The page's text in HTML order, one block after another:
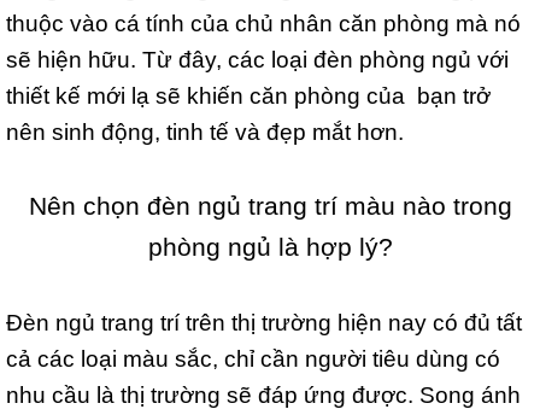
thuộc vào cá tính của chủ nhân căn phòng mà nó
sẽ hiện hữu. Từ đây, các loại đèn phòng ngủ với
thiết kế mới lạ sẽ khiến căn phòng của bạn trở
nên sinh động, tinh tế và đẹp mắt hơn.
Nên chọn đèn ngủ trang trí màu nào trong
phòng ngủ là hợp lý?
Đèn ngủ trang trí trên thị trường hiện nay có đủ tất
cả các loại màu sắc, chỉ cần người tiêu dùng có
nhu cầu là thị trường sẽ đáp ứng được. Song ánh